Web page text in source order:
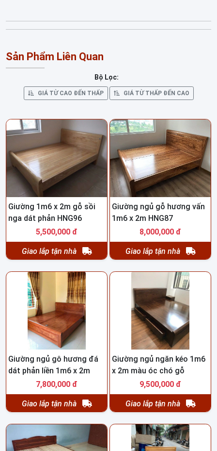
Sản Phẩm Liên Quan
Bộ Lọc:
GIÁ TỪ CAO ĐẾN THẤP GIÁ TỪ THẤP ĐẾN CAO
Giường 1m6 x 2m gỗ sồi
nga dát phản HNG96
5,500,000 đ
Giao lắp tận nhà
Giường ngủ gỗ hương vấn
1m6 x 2m HNG87
8,000,000 đ
Giao lắp tận nhà
Giường ngủ gô hương đá
dát phản liền 1m6 x 2m
7,800,000 đ
Giao lắp tận nhà
Giường ngủ ngăn kéo 1m6
x 2m màu óc chó gỗ
hương HNG101
9,500,000 đ
Giao lắp tận nhà